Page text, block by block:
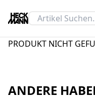
PRODUKT NICHT
ANDERE